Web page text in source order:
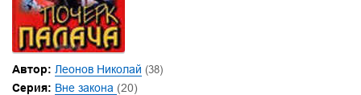
Автор: Леонов Николай (38)
Серия: Вне закона (20)